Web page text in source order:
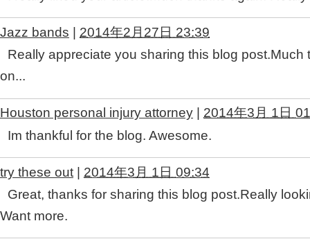
Jazz bands
2014年2月27日 23:39
Really appreciate you sharing this blog post.Much
on...
Houston personal injury attorney
2014年3月 1日
Im thankful for the blog. Awesome.
try these out | 2014年3月 1日 09:34
Great, thanks for sharing this blog post.Really
Want more.